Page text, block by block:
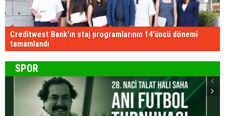
Creditwest Bank'ın staj programlarının 14'üncü dönemi
tamamlandı
SPOR